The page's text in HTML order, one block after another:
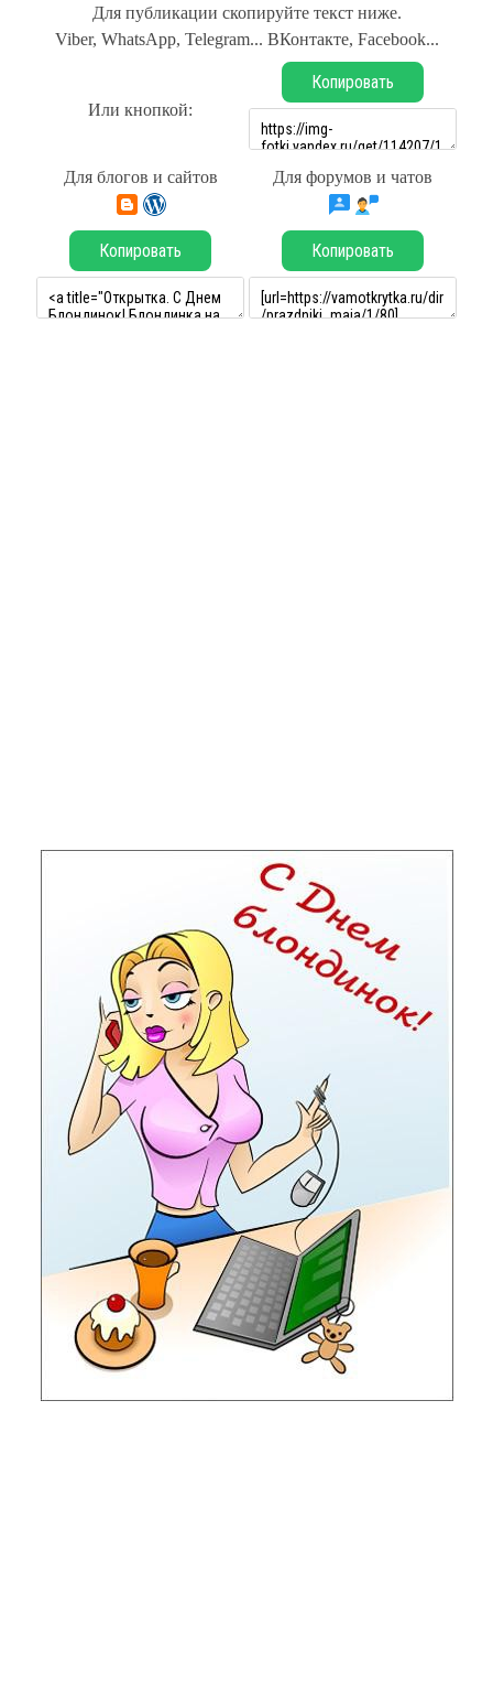
Для публикации скопируйте текст ниже.
Viber, WhatsApp, Telegram... ВКонтакте, Facebook...
Или кнопкой:
Копировать
Для блогов и сайтов Для форумов и чатов
Копировать Копировать